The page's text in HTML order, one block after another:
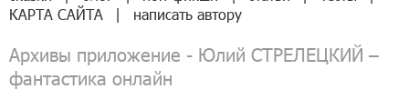
КАРТА САЙТА
| написать автору
Архивы приложение - Юлий СТРЕЛЕЦКИЙ –
фантастика онлайн